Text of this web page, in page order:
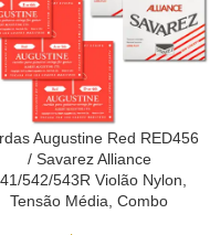
Augustine Red RED456
/ Savarez Alliance
542/543R Violão Nylon,
Tensão Média, Combo